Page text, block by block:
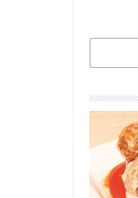
Dolma Tarifi, Nasıl
Tarifi, Nasıl Yapılır?